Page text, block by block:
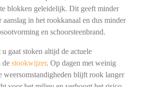
blokken geleidelijk. Dit geeft minder
aanslag in het rookkanaal en dus minder
en schoorsteenbrand.
gaat stoken altijd de actuele
de stookwijzer. Op dagen met weinig
weersomstandigheden blijft rook langer